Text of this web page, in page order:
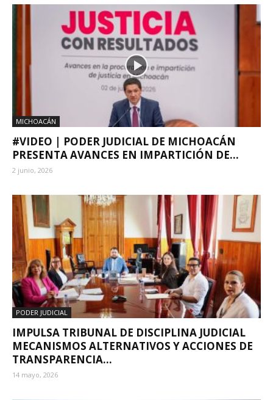
MICHOACÁN
#VIDEO | PODER JUDICIAL DE MICHOACÁN
PRESENTA AVANCES EN IMPARTICIÓN DE...
2 junio, 2026
PODER JUDICIAL
IMPULSA TRIBUNAL DE DISCIPLINA JUDICIAL
MECANISMOS ALTERNATIVOS Y ACCIONES DE
TRANSPARENCIA...
14 mayo, 2026